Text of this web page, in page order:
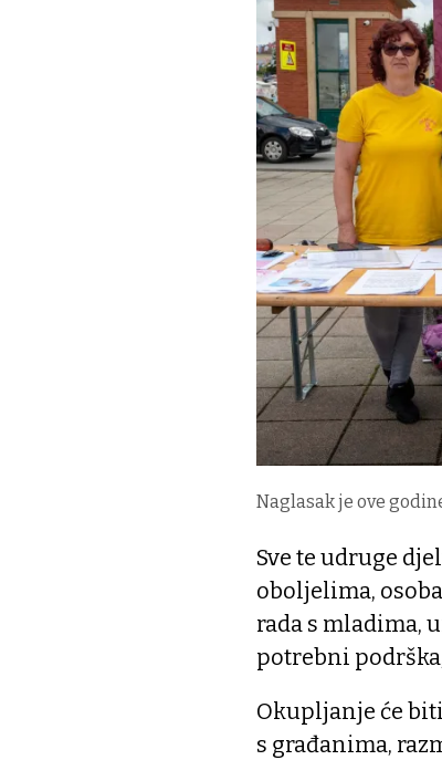
Naglasak je ove
Sve te udruge
oboljelima,
rada s mladima,
potrebni
Okupljanje će
s građanima,